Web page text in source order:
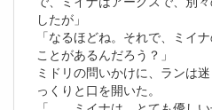
したが」
「なるほどね。それで、ミイ
ことがあるんだろう？」
ミドリの問いかけに、ランは
っくりと口を開いた。